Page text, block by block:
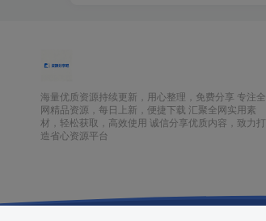
海量优质资源持续更新，用心整理，免费分享 专注全
网精品资源，每日上新，便捷下载 汇聚全网实用素
材，轻松获取，高效使用 诚信分享优质内容，致力打
造省心资源平台